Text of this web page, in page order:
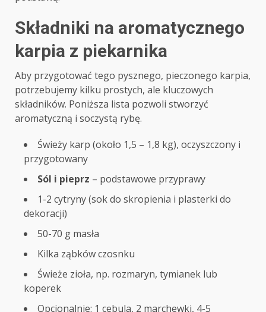
Składniki na aromatycznego
karpia z piekarnika
Aby przygotować tego pysznego, pieczonego karpia,
potrzebujemy kilku prostych, ale kluczowych
składników. Poniższa lista pozwoli stworzyć
aromatyczną i soczystą rybę.
Świeży karp (około 1,5 – 1,8 kg), oczyszczony i
przygotowany
Sól i pieprz – podstawowe przyprawy
1-2 cytryny (sok do skropienia i plasterki do
dekoracji)
50-70 g masła
Kilka ząbków czosnku
Świeże zioła, np. rozmaryn, tymianek lub
koperek
Opcjonalnie: 1 cebula, 2 marchewki, 4-5